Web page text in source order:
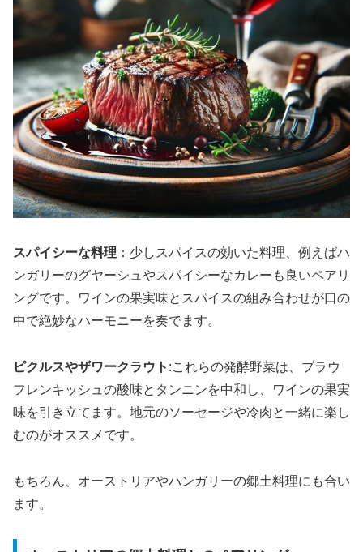
スパイシーな料理 ：少しスパイスの効いた料理、例えばハ
ンガリーのグヤーシュやスパイシーなカレーも良いペアリ
ングです。ワインの果実味とスパイスの組み合わせが口の
中で絶妙なハーモニーを奏でます。
ピクルスやザワークラウト :これらの発酵野菜は、ブラウ
フレンキッシュの酸味とタンニンを中和し、ワインの果実
味を引き立てます。地元のソーセージや冷肉と一緒に楽し
むのがオススメです。
もちろん、オーストリアやハンガリーの郷土料理にも合い
ます。